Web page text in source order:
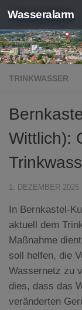
Zum Inhalt
Wasseralarm
TRINKWASSER
Wittlich):
1. DEZEMBER 2025
In Bernkastel-
aktuell dem
Maßnahme
soll helfen, die
Wassernetz zu
dies, dass das
veränderten